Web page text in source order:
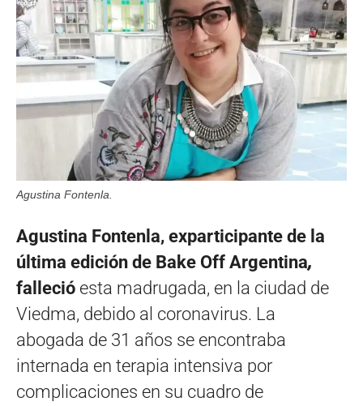
Agustina Fontenla.
Agustina Fontenla, exparticipante de la
última edición de Bake Off Argentina,
falleció esta madrugada, en la ciudad de
Viedma, debido al coronavirus. La
abogada de 31 años se encontraba
internada en terapia intensiva por
complicaciones en su cuadro de